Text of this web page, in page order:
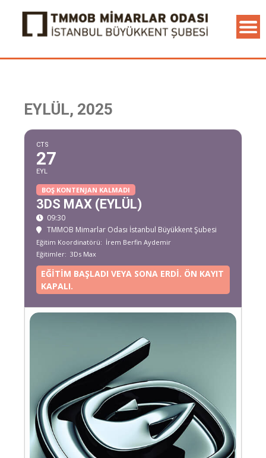
EYLÜL, 2025
CTS
27
EYL
BOŞ KONTENJAN KALMADI
3DS MAX (EYLÜL)
09:30
TMMOB Mimarlar Odası İstanbul Büyükkent Şubesi
Eğitim Koordinatörü: İrem Berfin Aydemir
Eğitimler: 3Ds Max
EĞITIM BAŞLADI VEYA SONA ERDI. ÖN KAYIT
KAPALI.